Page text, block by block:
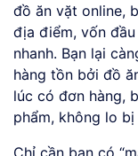
đồ ăn vặt online,
địa điểm, vốn
nhanh. Bạn lại
hàng tồn bởi đồ
lúc có đơn hàng,
phẩm, không lo
Chỉ cần bạn có